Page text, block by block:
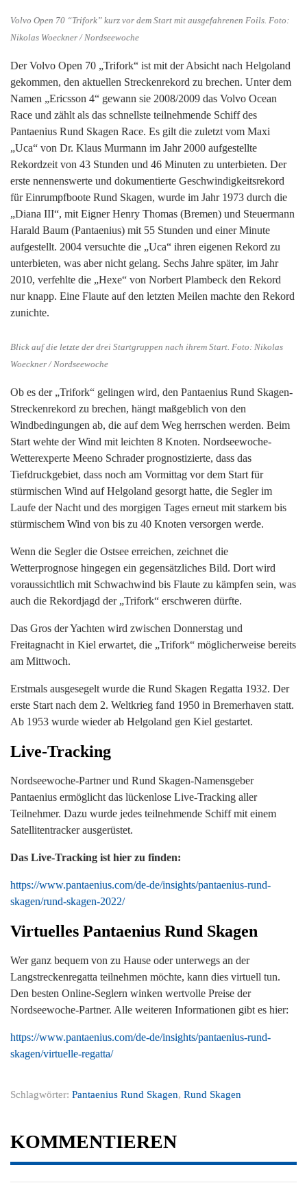
Volvo Open 70 “Trifork” kurz vor dem Start mit ausgefahrenen Foils. Foto:
Nikolas Woeckner / Nordseewoche
Der Volvo Open 70 „Trifork“ ist mit der Absicht nach Helgoland
gekommen, den aktuellen Streckenrekord zu brechen. Unter dem
Namen „Ericsson 4“ gewann sie 2008/2009 das Volvo Ocean
Race und zählt als das schnellste teilnehmende Schiff des
Pantaenius Rund Skagen Race. Es gilt die zuletzt vom Maxi
„Uca“ von Dr. Klaus Murmann im Jahr 2000 aufgestellte
Rekordzeit von 43 Stunden und 46 Minuten zu unterbieten. Der
erste nennenswerte und dokumentierte Geschwindigkeitsrekord
für Einrumpfboote Rund Skagen, wurde im Jahr 1973 durch die
„Diana III“, mit Eigner Henry Thomas (Bremen) und Steuermann
Harald Baum (Pantaenius) mit 55 Stunden und einer Minute
aufgestellt. 2004 versuchte die „Uca“ ihren eigenen Rekord zu
unterbieten, was aber nicht gelang. Sechs Jahre später, im Jahr
2010, verfehlte die „Hexe“ von Norbert Plambeck den Rekord
nur knapp. Eine Flaute auf den letzten Meilen machte den Rekord
zunichte.
Blick auf die letzte der drei Startgruppen nach ihrem Start. Foto: Nikolas
Woeckner / Nordseewoche
Ob es der „Trifork“ gelingen wird, den Pantaenius Rund Skagen-
Streckenrekord zu brechen, hängt maßgeblich von den
Windbedingungen ab, die auf dem Weg herrschen werden. Beim
Start wehte der Wind mit leichten 8 Knoten. Nordseewoche-
Wetterexperte Meeno Schrader prognostizierte, dass das
Tiefdruckgebiet, dass noch am Vormittag vor dem Start für
stürmischen Wind auf Helgoland gesorgt hatte, die Segler im
Laufe der Nacht und des morgigen Tages erneut mit starkem bis
stürmischem Wind von bis zu 40 Knoten versorgen werde.
Wenn die Segler die Ostsee erreichen, zeichnet die
Wetterprognose hingegen ein gegensätzliches Bild. Dort wird
voraussichtlich mit Schwachwind bis Flaute zu kämpfen sein, was
auch die Rekordjagd der „Trifork“ erschweren dürfte.
Das Gros der Yachten wird zwischen Donnerstag und
Freitagnacht in Kiel erwartet, die „Trifork“ möglicherweise bereits
am Mittwoch.
Erstmals ausgesegelt wurde die Rund Skagen Regatta 1932. Der
erste Start nach dem 2. Weltkrieg fand 1950 in Bremerhaven statt.
Ab 1953 wurde wieder ab Helgoland gen Kiel gestartet.
Live-Tracking
Nordseewoche-Partner und Rund Skagen-Namensgeber
Pantaenius ermöglicht das lückenlose Live-Tracking aller
Teilnehmer. Dazu wurde jedes teilnehmende Schiff mit einem
Satellitentracker ausgerüstet.
Das Live-Tracking ist hier zu finden:
https://www.pantaenius.com/de-de/insights/pantaenius-rund-
skagen/rund-skagen-2022/
Virtuelles Pantaenius Rund Skagen
Wer ganz bequem von zu Hause oder unterwegs an der
Langstreckenregatta teilnehmen möchte, kann dies virtuell tun.
Den besten Online-Seglern winken wertvolle Preise der
Nordseewoche-Partner. Alle weiteren Informationen gibt es hier:
https://www.pantaenius.com/de-de/insights/pantaenius-rund-
skagen/virtuelle-regatta/
Schlagwörter: Pantaenius Rund Skagen, Rund Skagen
KOMMENTIEREN